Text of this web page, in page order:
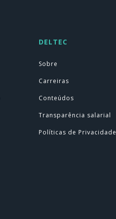
DELTEC
Sobre
Carreiras
Conteúdos
Transparência salarial
Políticas de Privacidade